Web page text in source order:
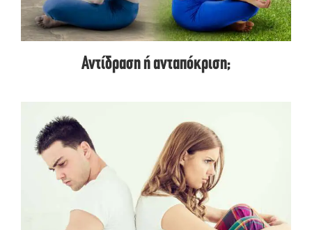
Αντίδραση ή ανταπόκριση;